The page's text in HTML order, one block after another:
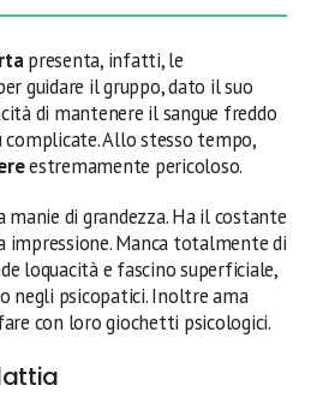
presenta, infatti, le
guidare il gruppo, dato il suo
di mantenere il sangue freddo
Allo stesso tempo,
estremamente pericoloso.
manie di grandezza. Ha il costante
impressione. Manca totalmente di
loquacità e fascino superficiale,
negli psicopatici. Inoltre ama
con loro giochetti psicologici.